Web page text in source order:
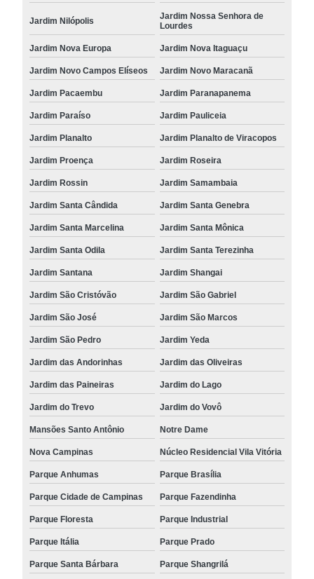
Jardim Nilópolis
Jardim Nossa Senhora de
Lourdes
Jardim Nova Europa Jardim Nova Itaguaçu
Jardim Novo Campos Elíseos Jardim Novo Maracanã
Jardim Pacaembu Jardim Paranapanema
Jardim Paraíso Jardim Pauliceia
Jardim Planalto Jardim Planalto de Viracopos
Jardim Proença Jardim Roseira
Jardim Rossin Jardim Samambaia
Jardim Santa Cândida Jardim Santa Genebra
Jardim Santa Marcelina Jardim Santa Mônica
Jardim Santa Odila Jardim Santa Terezinha
Jardim Santana Jardim Shangai
Jardim São Cristóvão Jardim São Gabriel
Jardim São José Jardim São Marcos
Jardim São Pedro Jardim Yeda
Jardim das Andorinhas Jardim das Oliveiras
Jardim das Paineiras Jardim do Lago
Jardim do Trevo Jardim do Vovô
Mansões Santo Antônio Notre Dame
Nova Campinas Núcleo Residencial Vila Vitória
Parque Anhumas Parque Brasília
Parque Cidade de Campinas Parque Fazendinha
Parque Floresta Parque Industrial
Parque Itália Parque Prado
Parque Santa Bárbara Parque Shangrilá